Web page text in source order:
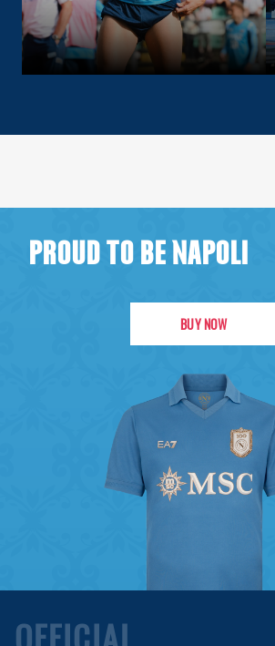
PROUD TO BE NAPOLI
BUY NOW